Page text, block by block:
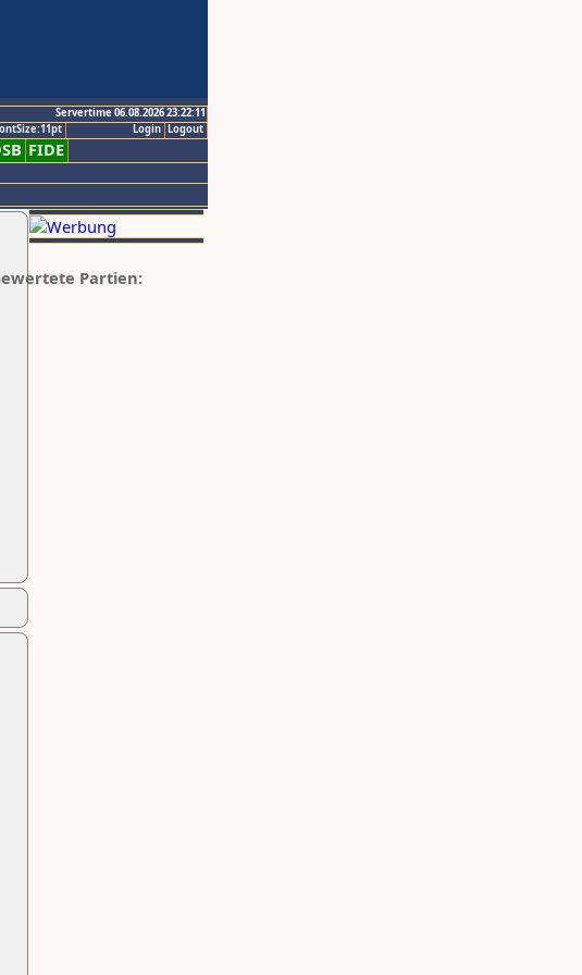
Servertime 06.08.2026 23:22:11
Logout
Login
FIDE
Partien: